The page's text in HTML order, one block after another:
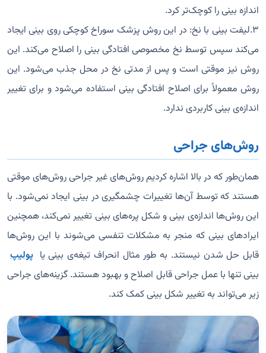
اندازه بینی را کوچک‌تر کرد.
۳.لیفت بینی با نخ: در این روش پزشک سوراخ کوچکی روی بینی ایجاد
می‌کند سپس توسط نخ مخصوصی افتادگی بینی را اصلاح می‌کند. این
روش نیز موقتی است و پس از مدتی نخ در محل جذب می‌شود. این
روش معمولاً برای اصلاح افتادگی بینی استفاده می‌شود و برای تغییر
اندازه‌ی بینی کاربردی ندارد.
روش‌های جراحی
همان‌طور که در بالا اشاره کردیم روش‌های غیر جراحی روش‌های موقتی
هستند که توسط آن‌ها تغییرات چشمگیری در بینی ایجاد نمی‌شود. با
این روش‌ها اندازه‌ی بینی و شکل پره‌های بینی تغییر نمی‌کند، همچنین
ایرادهای بینی که منجر به مشکلات تنفسی می‌شوند با این روش‌ها
قابل حل شدن نیستند. به طور مثال انحراف تیغه‌ی بینی یا پولیپ
بینی تنها با عمل جراحی قابل اصلاح و بهبود هستند. گزینه‌های جراحی
زیر می‌تواند به تغییر شکل بینی کمک کند.